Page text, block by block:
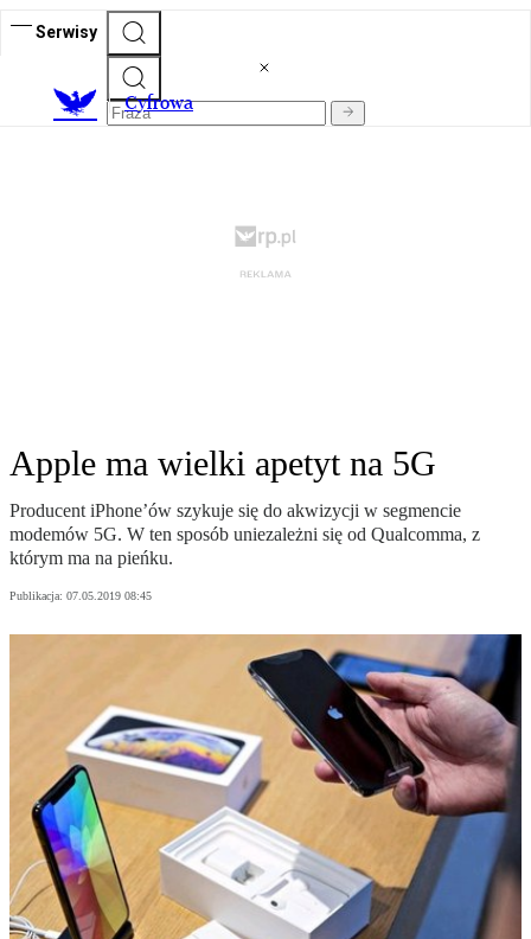
Serwisy
Cyfrowa
Apple ma wielki apetyt na 5G
Producent iPhone’ów szykuje się do akwizycji w segmencie
modemów 5G. W ten sposób uniezależni się od Qualcomma, z
którym ma na pieńku.
Publikacja: 07.05.2019 08:45